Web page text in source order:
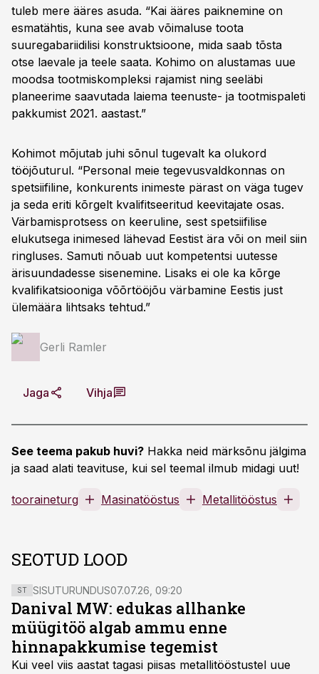
tuleb mere ääres asuda. “Kai ääres paiknemine on
esmatähtis, kuna see avab võimaluse toota
suuregabariidilisi konstruktsioone, mida saab tõsta
otse laevale ja teele saata. Kohimo on alustamas uue
moodsa tootmiskompleksi rajamist ning seeläbi
planeerime saavutada laiema teenuste- ja tootmispaleti
pakkumist 2021. aastast.”
Kohimot mõjutab juhi sõnul tugevalt ka olukord
tööjõuturul. “Personal meie tegevusvaldkonnas on
spetsiifiline, konkurents inimeste pärast on väga tugev
ja seda eriti kõrgelt kvalifitseeritud keevitajate osas.
Värbamisprotsess on keeruline, sest spetsiifilise
elukutsega inimesed lähevad Eestist ära või on meil siin
ringluses. Samuti nõuab uut kompetentsi uutesse
ärisuundadesse sisenemine. Lisaks ei ole ka kõrge
kvalifikatsiooniga võõrtööjõu värbamine Eestis just
ülemäära lihtsaks tehtud.”
Gerli Ramler
Jaga Vihja
See teema pakub huvi? Hakka neid märksõnu jälgima
ja saad alati teavituse, kui sel teemal ilmub midagi uut!
tooraineturg Masinatööstus Metallitööstus
SEOTUD LOOD
ST SISUTURUNDUS07.07.26, 09:20
Danival MW: edukas allhanke
müügitöö algab ammu enne
hinnapakkumise tegemist
Kui veel viis aastat tagasi piisas metallitööstustel uue